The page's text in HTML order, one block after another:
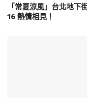
「常夏涼風」台北地下
16 熱情相見！